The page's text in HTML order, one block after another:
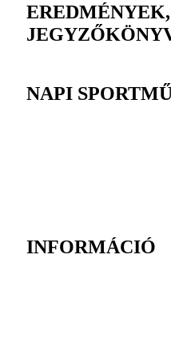
EREDMÉNYEK,
NAPI
INFORMÁCIÓ